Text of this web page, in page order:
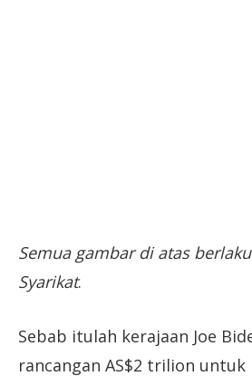
Semua gambar di atas
Syarikat.
Sebab itulah kerajaan Joe
rancangan AS$2 trilion